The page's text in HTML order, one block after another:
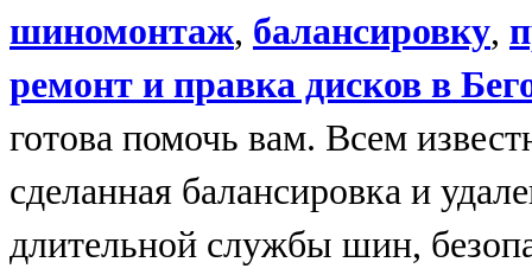
шиномонтаж, балансировку,
ремонт и правка дисков в
готова помочь вам. Всем
сделанная балансировка и
длительной службы шин,